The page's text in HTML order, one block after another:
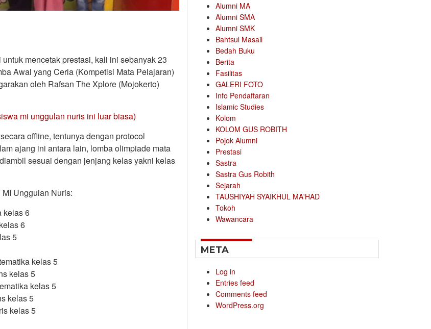
mencetak prestasi, kali ini sebanyak 23
Awal yang Ceria (Kompetisi Mata Pelajaran)
oleh Rafsan The Xplore (Mojokerto)
mi unggulan nuris ini luar biasa)
offline, tentunya dengan protocol
ajang ini antara lain, lomba olimpiade mata
sesuai dengan jenjang kelas yakni kelas
Unggulan Nuris:
kelas 6
6
5
kelas 5
kelas 5
kelas 5
kelas 5
kelas 5
Alumni MA
Alumni SMA
Alumni SMK
Bahtsul Masail
Bedah Buku
Berita
Fasilitas
GALERI FOTO
Info Pendaftaran
Islamic Studies
Kolom
KOLOM GUS ROBITH
Pojok Alumni
Prestasi
Sastra
Sastra Gus Robith
Sejarah
TAUSHIYAH SYAIKHUL MA'HAD
Tokoh
Wawancara
META
Log in
Entries feed
Comments feed
WordPress.org